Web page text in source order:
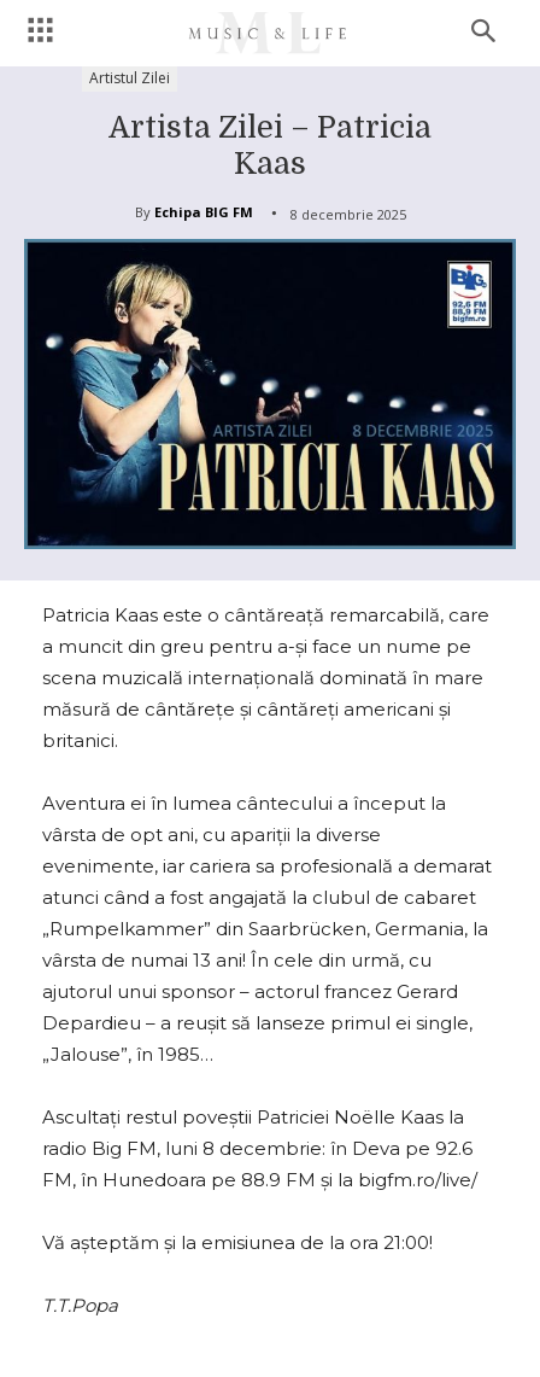
Artistul Zilei
Artista Zilei – Patricia
Kaas
By Echipa BIG FM 8 decembrie 2025
Patricia Kaas este o cântăreață remarcabilă, care
a muncit din greu pentru a-și face un nume pe
scena muzicală internațională dominată în mare
măsură de cântărețe și cântăreți americani și
britanici.
Aventura ei în lumea cântecului a început la
vârsta de opt ani, cu apariții la diverse
evenimente, iar cariera sa profesională a demarat
atunci când a fost angajată la clubul de cabaret
„Rumpelkammer” din Saarbrücken, Germania, la
vârsta de numai 13 ani! În cele din urmă, cu
ajutorul unui sponsor – actorul francez Gerard
Depardieu – a reușit să lanseze primul ei single,
„Jalouse”, în 1985…
Ascultați restul poveștii Patriciei Noëlle Kaas la
radio Big FM, luni 8 decembrie: în Deva pe 92.6
FM, în Hunedoara pe 88.9 FM și la bigfm.ro/live/
Vă așteptăm și la emisiunea de la ora 21:00!
T.T.Popa